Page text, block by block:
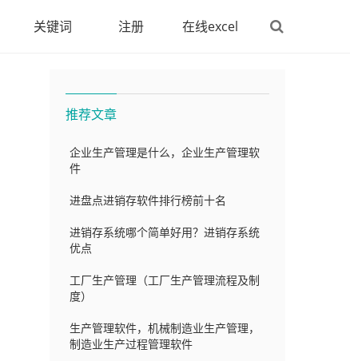
关键词 注册 在线excel
推荐文章
企业生产管理是什么，企业生产管理软
件
进盘点进销存软件排行榜前十名
进销存系统哪个简单好用？进销存系统
优点
工厂生产管理（工厂生产管理流程及制
度）
生产管理软件，机械制造业生产管理，
制造业生产过程管理软件